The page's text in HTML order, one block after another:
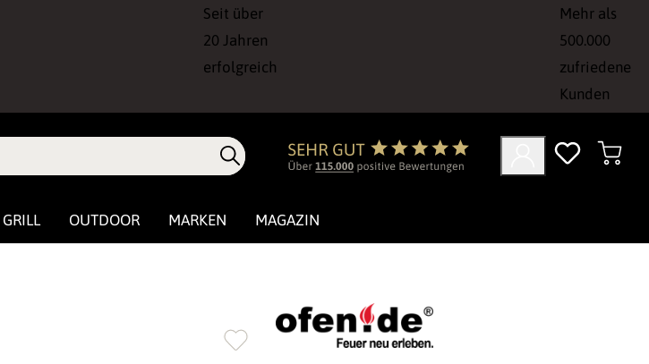
Seit über
20 Jahren
erfolgreich
Mehr als
500.000
zufriedene
Kunden
GRILL OUTDOOR MARKEN MAGAZIN